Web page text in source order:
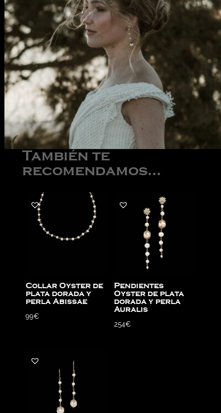
También te
recomendamos…
Collar Oyster de
plata dorada y
perla Abissae
99€
Pendientes
Oyster de plata
dorada y perla
Auralis
254€